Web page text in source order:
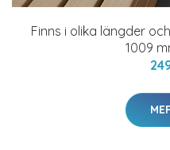
Finns i olika längder
1009